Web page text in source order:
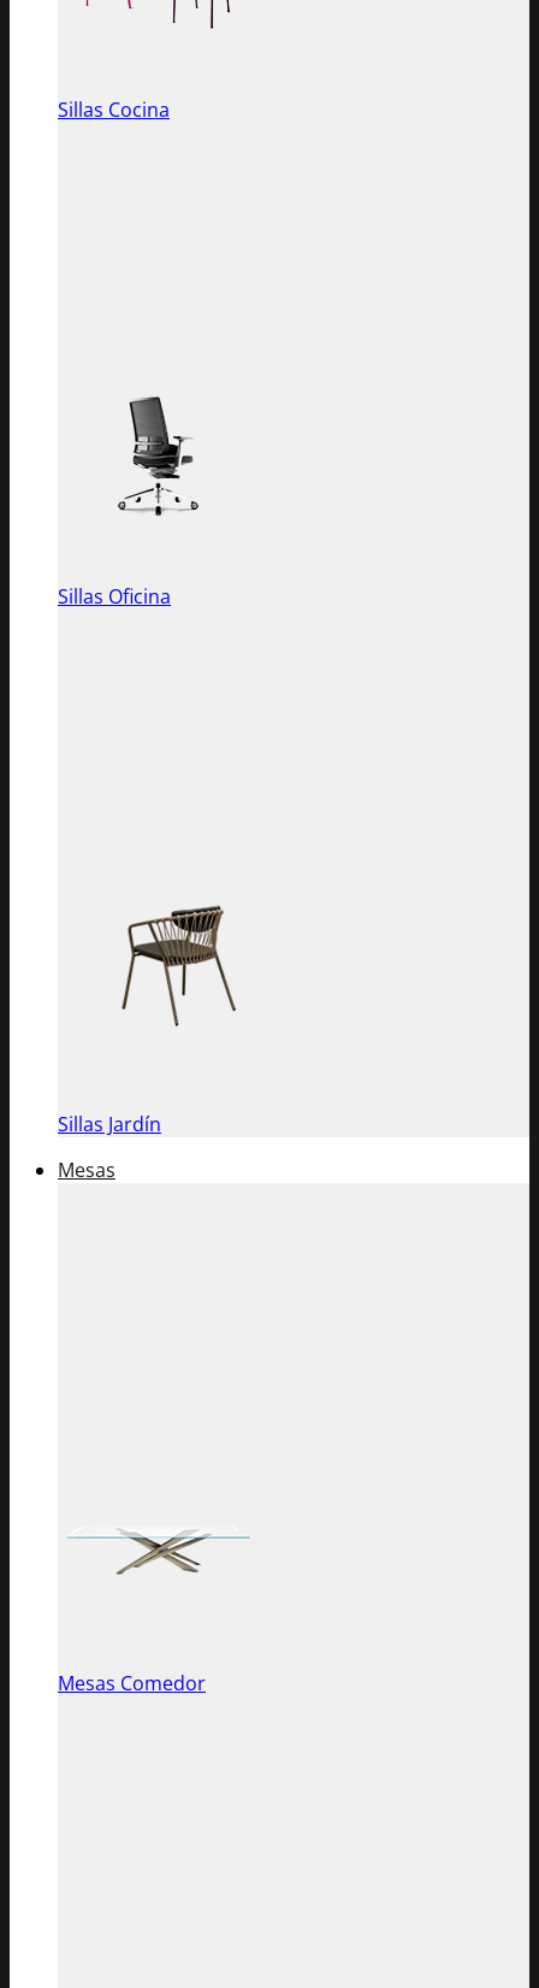
Sillas Cocina
Sillas Oficina
Sillas Jardín
Mesas
Mesas Comedor